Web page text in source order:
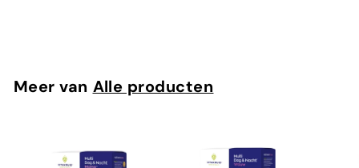
Meer van Alle producten